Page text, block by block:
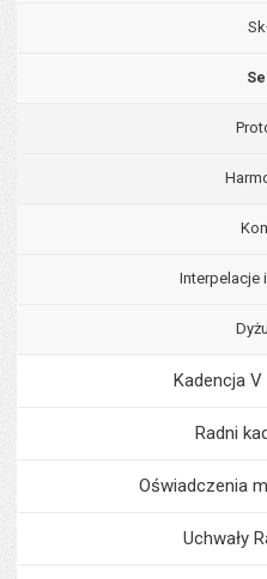
Interpelacje
Kadencja
Radni
Oświadczenia
Uchwały